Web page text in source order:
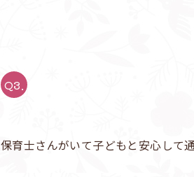
Q3.
保育士さんがいて子どもと安心して